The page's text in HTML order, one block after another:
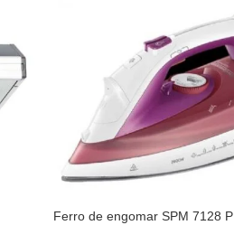
Ferro de engomar SPM 7128 P